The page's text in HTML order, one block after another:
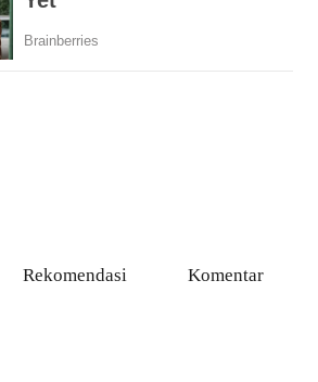
Rekomendasi Komentar